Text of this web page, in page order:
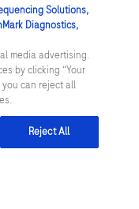
vie privée
Solutions,
Diagnostics,
media advertising.
by clicking “Your
you can reject all
Reject All